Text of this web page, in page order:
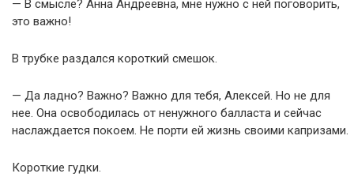
— В смысле? Анна Андреевна, мне нужно с ней поговорить,
это важно!
В трубке раздался короткий смешок.
— Да ладно? Важно? Важно для тебя, Алексей. Но не для
нее. Она освободилась от ненужного балласта и сейчас
наслаждается покоем. Не порти ей жизнь своими капризами.
Короткие гудки.